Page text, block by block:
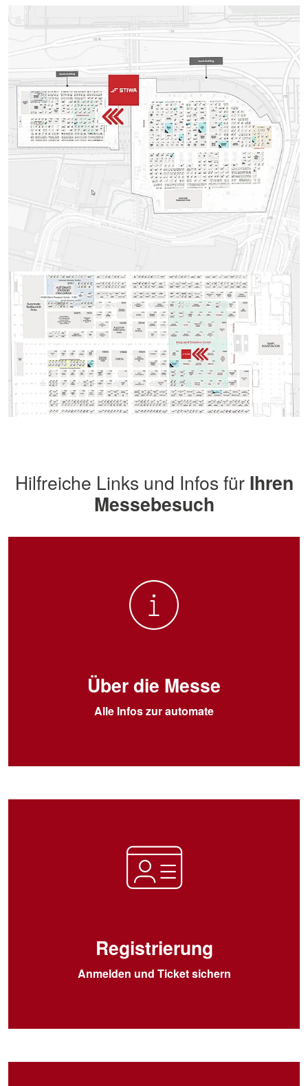
Hilfreiche Links und Infos für Ihren
Messebesuch
Über die Messe
Alle Infos zur automate
Registrierung
Anmelden und Ticket sichern